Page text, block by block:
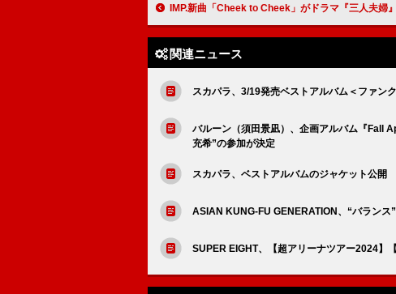
IMP.新曲「Cheek to Cheek」がドラマ『三人夫婦』主題歌、メンバー・鈴木大河が出演
関連ニュース
スカパラ、3/19発売ベストアルバム＜ファン
バルーン（須田景凪）、企画アルバム『Fall
充希”の参加が決定
スカパラ、ベストアルバムのジャケット公
ASIAN KUNG-FU GENERATION、“バランス
SUPER EIGHT、【超アリーナツアー2024】